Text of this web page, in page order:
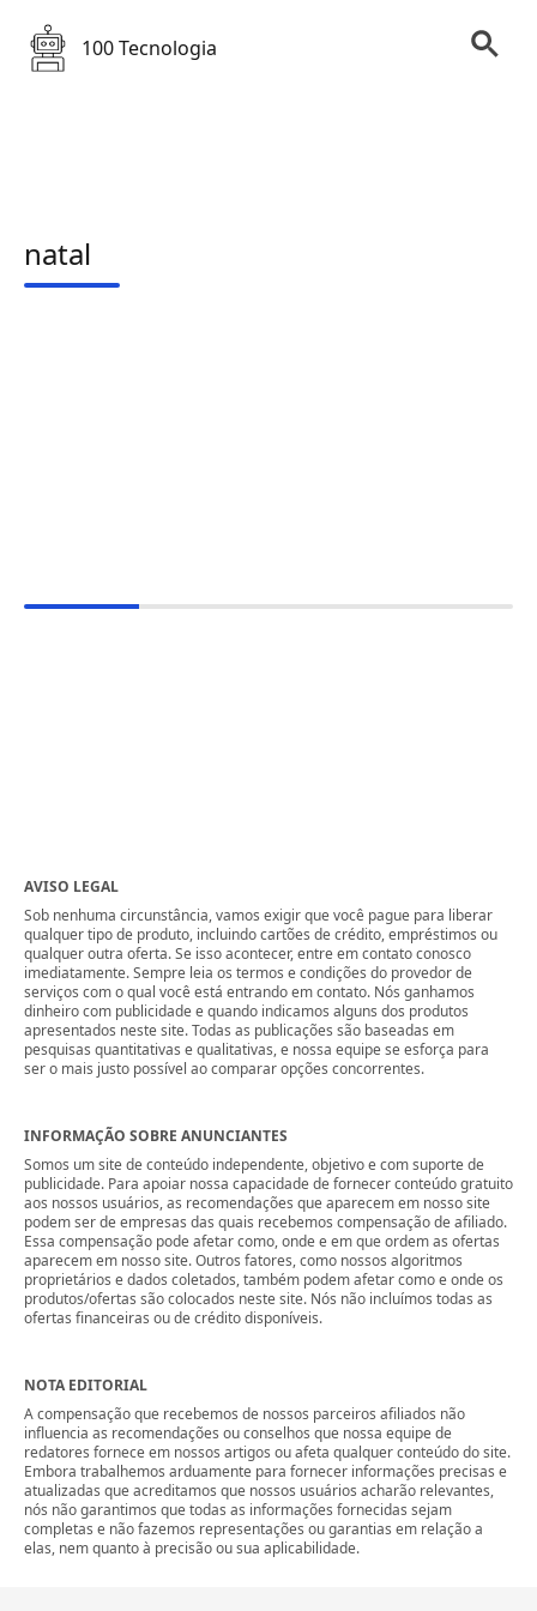
100 Tecnologia
natal
AVISO LEGAL
Sob nenhuma circunstância, vamos exigir que você pague para liberar
qualquer tipo de produto, incluindo cartões de crédito, empréstimos ou
qualquer outra oferta. Se isso acontecer, entre em contato conosco
imediatamente. Sempre leia os termos e condições do provedor de
serviços com o qual você está entrando em contato. Nós ganhamos
dinheiro com publicidade e quando indicamos alguns dos produtos
apresentados neste site. Todas as publicações são baseadas em
pesquisas quantitativas e qualitativas, e nossa equipe se esforça para
ser o mais justo possível ao comparar opções concorrentes.
INFORMAÇÃO SOBRE ANUNCIANTES
Somos um site de conteúdo independente, objetivo e com suporte de
publicidade. Para apoiar nossa capacidade de fornecer conteúdo gratuito
aos nossos usuários, as recomendações que aparecem em nosso site
podem ser de empresas das quais recebemos compensação de afiliado.
Essa compensação pode afetar como, onde e em que ordem as ofertas
aparecem em nosso site. Outros fatores, como nossos algoritmos
proprietários e dados coletados, também podem afetar como e onde os
produtos/ofertas são colocados neste site. Nós não incluímos todas as
ofertas financeiras ou de crédito disponíveis.
NOTA EDITORIAL
A compensação que recebemos de nossos parceiros afiliados não
influencia as recomendações ou conselhos que nossa equipe de
redatores fornece em nossos artigos ou afeta qualquer conteúdo do site.
Embora trabalhemos arduamente para fornecer informações precisas e
atualizadas que acreditamos que nossos usuários acharão relevantes,
nós não garantimos que todas as informações fornecidas sejam
completas e não fazemos representações ou garantias em relação a
elas, nem quanto à precisão ou sua aplicabilidade.